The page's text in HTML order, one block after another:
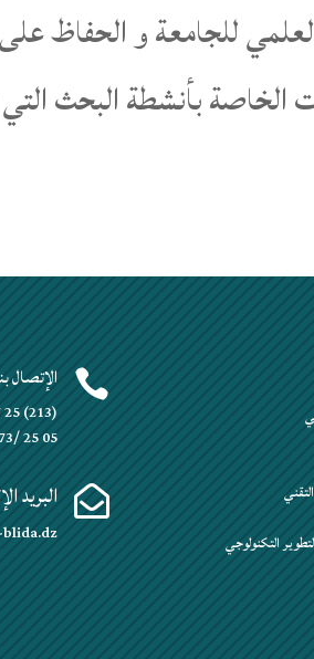
للجامعة و الحفاظ
بأنشطة البحث التي
 الإتصال
(213) 25 27 24 36
25 05
 البريد
التكنولوجي